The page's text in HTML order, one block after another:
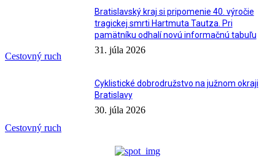
Cestovný ruch
Bratislavský kraj si pripomenie 40. výročie
tragickej smrti Hartmuta Tautza. Pri
pamätníku odhalí novú informačnú tabuľu
31. júla 2026
Cestovný ruch
Cyklistické dobrodružstvo na južnom okraji
Bratislavy
30. júla 2026